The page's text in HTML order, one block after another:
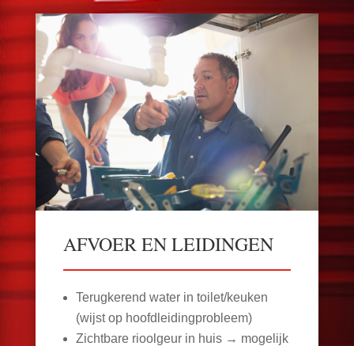
AFVOER EN LEIDINGEN
Terugkerend water in toilet/keuken
(wijst op hoofdleidingprobleem)
Zichtbare rioolgeur in huis → mogelijk